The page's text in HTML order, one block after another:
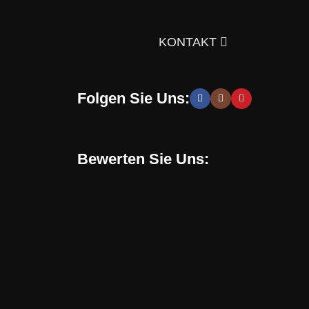
und stilvolle Lösungen, die Sie zur Schaffung
zu entwickeln. Sie erhalten speziell für Sie
Shop verwenden. Mit uns können Sie eine
KONTAKT
Folgen Sie Uns:
Bewerten Sie Uns: